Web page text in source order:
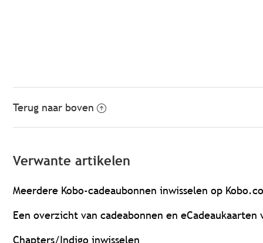
Terug naar boven
Verwante artikelen
Meerdere Kobo-cadeaubonnen inwisselen op
Een overzicht van cadeabonnen en eCadeaukaarten
Chapters/Indigo inwisselen